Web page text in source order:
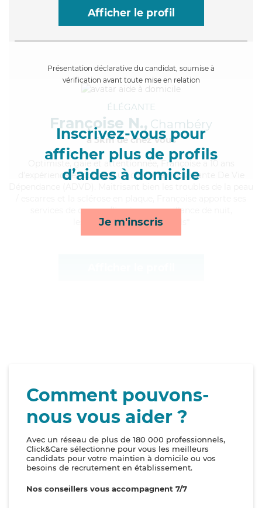
Afficher le profil
Présentation déclarative du candidat, soumise à
vérification avant toute mise en relation
Inscrivez-vous pour
afficher plus de profils
d’aides à domicile
Je m'inscris
ÉLÉGANTE
Françoise N., Chambéry
à 5km de chez Vous
, gaie et attentionnée, Françoise a 10 ans
d'expérience et possède un diplôme d'Assistante De Vie
services de courses/livraison, surveillance de nuit,
lessive/repassage et rappels*
Comment pouvons-
nous vous aider ?
Avec un réseau de plus de 180 000 professionnels,
Click&Care sélectionne pour vous les meilleurs
candidats pour votre maintien à domicile ou vos
besoins de recrutement en établissement.
Nos conseillers vous accompagnent 7/7